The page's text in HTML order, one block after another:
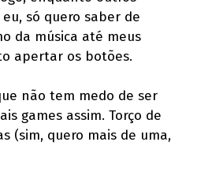
só quero saber de
da música até meus
apertar os botões.
não tem medo de ser
games assim. Torço de
(sim, quero mais de uma,